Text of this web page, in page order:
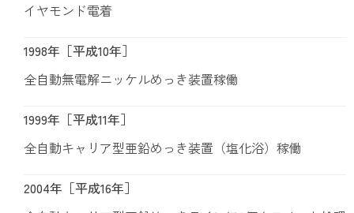
イヤモンド電着
1998年［平成10年］
全自動無電解ニッケルめっき装置稼働
1999年［平成11年］
全自動キャリア型亜鉛めっき装置（塩化浴）稼働
2004年［平成16年］